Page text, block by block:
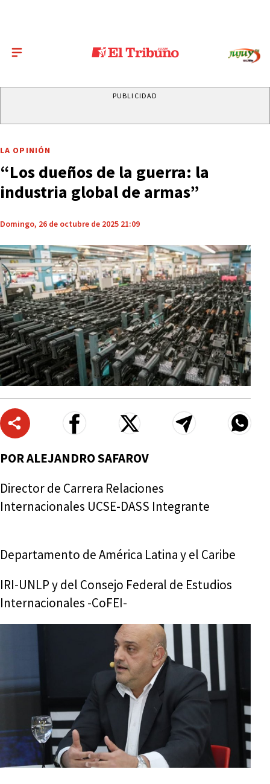
PUBLICIDAD
LA OPINIÓN
“Los dueños de la guerra: la
industria global de armas”
Domingo, 26 de octubre de 2025 21:09
POR ALEJANDRO SAFAROV
Director de Carrera Relaciones
Internacionales UCSE-DASS Integrante
Departamento de América Latina y el Caribe
IRI-UNLP y del Consejo Federal de Estudios
Internacionales -CoFEI-